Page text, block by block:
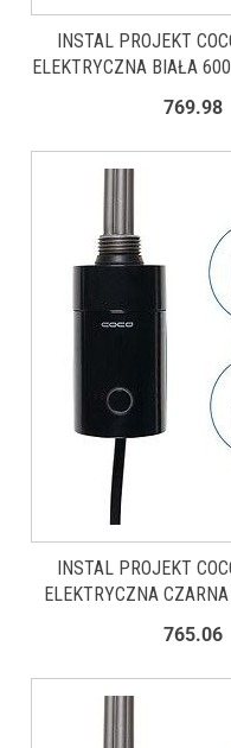
INSTAL PROJEKT
ELEKTRYCZNA BIAŁA
769.98
INSTAL PROJEKT
ELEKTRYCZNA
765.06